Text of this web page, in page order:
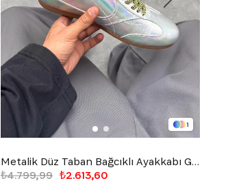
1
Metalik Düz Taban Bağcıklı Ayakkabı Gümüş
₺2.613,60
₺4.799,99